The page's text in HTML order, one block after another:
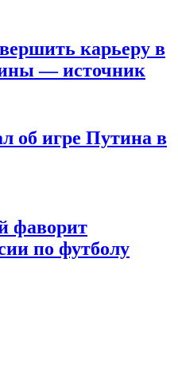
карьеру в
— источник
об игре Путина в
фаворит
по футболу